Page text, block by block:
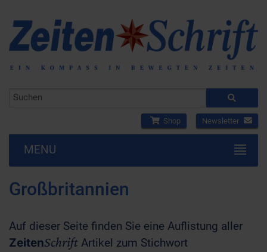
Shop Newsletter
MENU
Großbritannien
Auf dieser Seite finden Sie eine Auflistung aller
ZeitenSchrift Artikel zum Stichwort